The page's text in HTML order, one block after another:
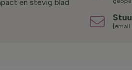
en stevig blad